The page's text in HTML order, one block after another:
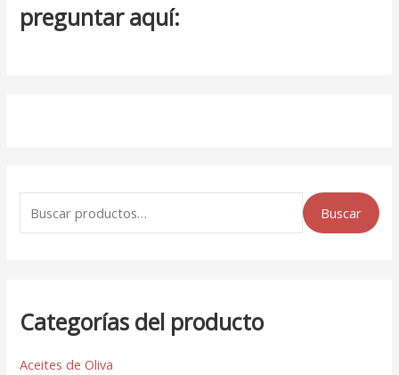
preguntar aquí:
Buscar
Categorías del producto
Aceites de Oliva